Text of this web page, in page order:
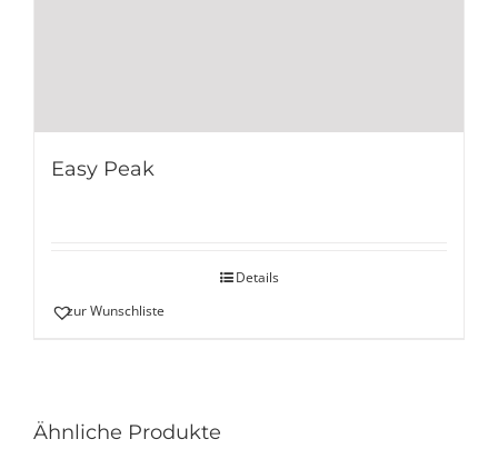
Easy Peak
Details
zur Wunschliste
Ähnliche Produkte